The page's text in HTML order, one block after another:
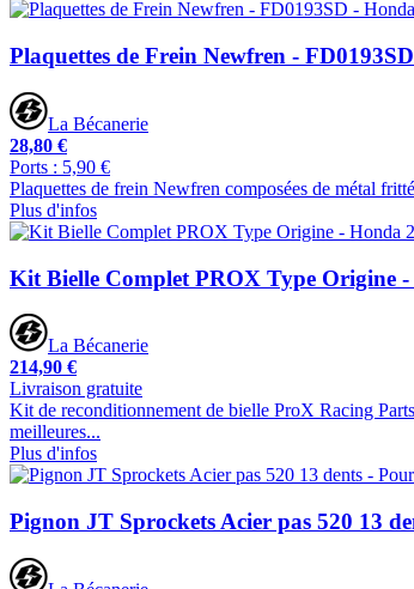
Plaquettes de Frein Newfren -
La Bécanerie
28,80 €
Ports : 5,90 €
Plaquettes de frein Newfren composées de métal
Plus d'infos
Kit Bielle Complet PROX Type Origine
La Bécanerie
214,90 €
Livraison gratuite
Kit de reconditionnement de bielle ProX Racing
meilleures...
Plus d'infos
Pignon JT Sprockets Acier pas 520 13